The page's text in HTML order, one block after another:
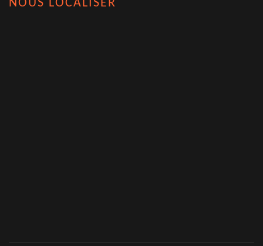
NOUS LOCALISER